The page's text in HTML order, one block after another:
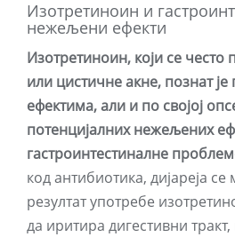
Изотретиноин и
нежељени ефекти
Изотретиноин, који се често
или цистичне акне, познат
ефектима, али и по својој
потенцијалних нежељених
гастроинтестиналне
код антибиотика, дијареја
резултат употребе
да иритира дигестивни